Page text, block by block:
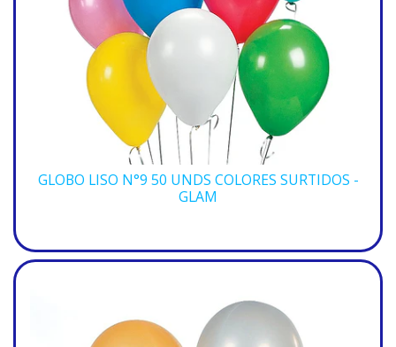
GLOBO LISO N°9 50 UNDS COLORES SURTIDOS -
GLAM